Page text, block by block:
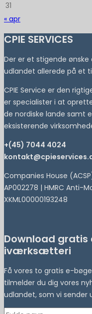
31
« apr
CPIE SERVICES
Der er et stigende
udlandet allerede på et
CPIE Service er den
er specialister i at
de nordiske lande samt
eksisterende
+(45) 7044 4024
Companies House
AP002278 | HMRC Anti-
XKML00000193248
Download
iværksætteri
Få vores to gratis e-
tilmelder du dig vores
udlandet, som vi sender